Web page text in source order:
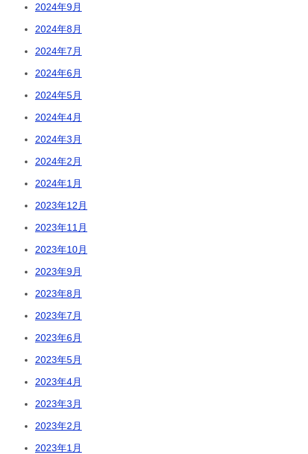
2024年9月
2024年8月
2024年7月
2024年6月
2024年5月
2024年4月
2024年3月
2024年2月
2024年1月
2023年12月
2023年11月
2023年10月
2023年9月
2023年8月
2023年7月
2023年6月
2023年5月
2023年4月
2023年3月
2023年2月
2023年1月